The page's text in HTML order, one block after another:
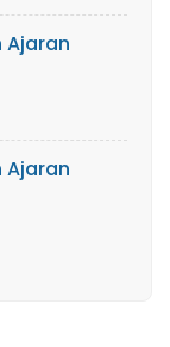
Ajaran
Ajaran